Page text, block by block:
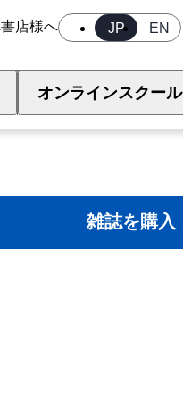
JP EN
書店様へ
オンラインスクール
雑誌を購入